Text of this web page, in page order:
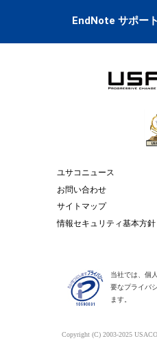
EndNote サポー
ユサコニュース
お問い合わせ
サイトマップ
情報セキュリティ基本方針
当社では、個
要なプライバ
ます。
Copyright (C) 2003-2025